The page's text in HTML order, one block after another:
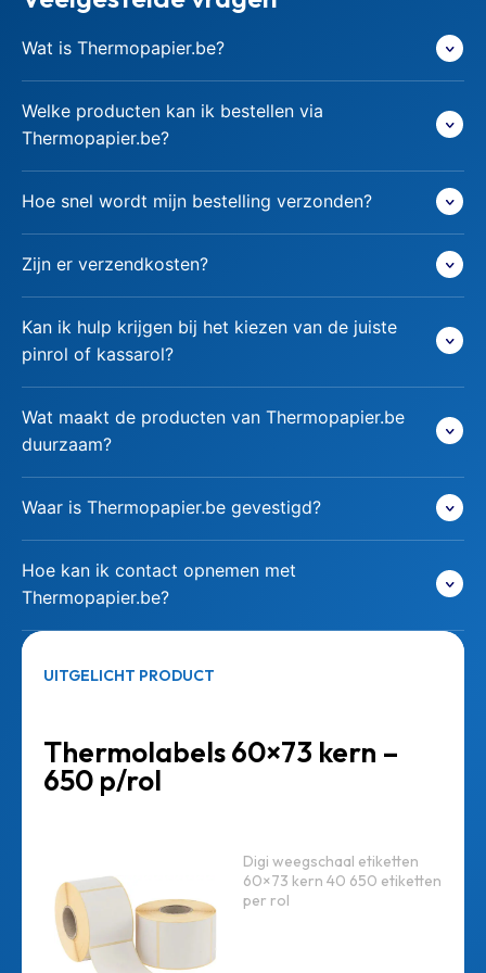
Wat is Thermopapier.be?
Welke producten kan ik bestellen via
Thermopapier.be?
Hoe snel wordt mijn bestelling verzonden?
Zijn er verzendkosten?
Kan ik hulp krijgen bij het kiezen van de juiste
pinrol of kassarol?
Wat maakt de producten van Thermopapier.be
duurzaam?
Waar is Thermopapier.be gevestigd?
Hoe kan ik contact opnemen met
Thermopapier.be?
UITGELICHT PRODUCT
Thermolabels 60×73 kern –
650 p/rol
Digi weegschaal etiketten
60×73 kern 40 650 etiketten
per rol